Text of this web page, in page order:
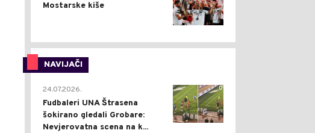
Mostarske kiše
NAVIJAČI
0
24.07.2026.
Fudbaleri UNA Štrasena
šokirano gledali Grobare:
Nevjerovatna scena na k...